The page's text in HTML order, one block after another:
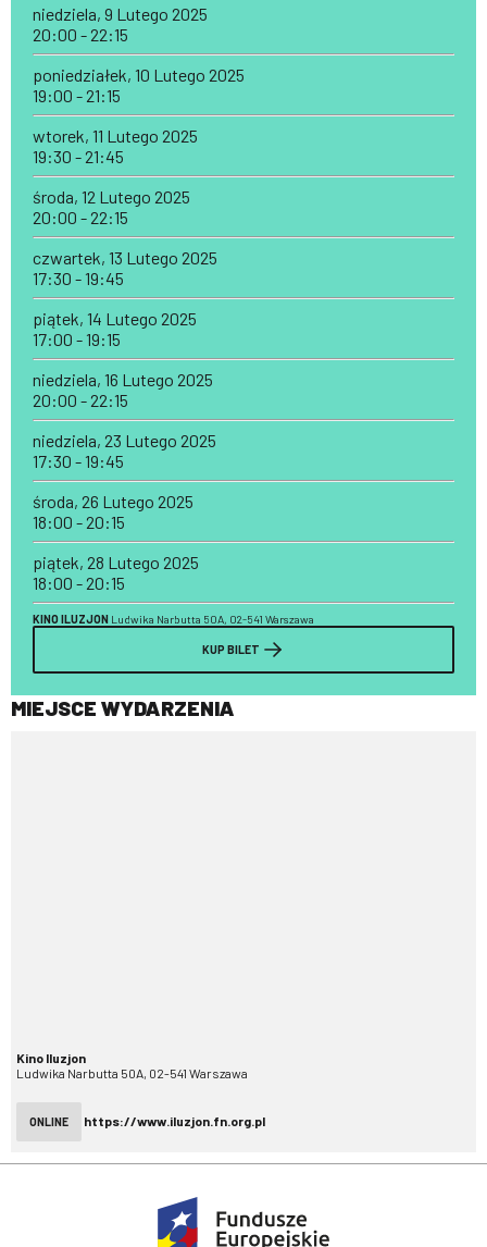
niedziela, 9 Lutego 2025
20:00 - 22:15
poniedziałek, 10 Lutego 2025
19:00 - 21:15
wtorek, 11 Lutego 2025
19:30 - 21:45
środa, 12 Lutego 2025
20:00 - 22:15
czwartek, 13 Lutego 2025
17:30 - 19:45
piątek, 14 Lutego 2025
17:00 - 19:15
niedziela, 16 Lutego 2025
20:00 - 22:15
niedziela, 23 Lutego 2025
17:30 - 19:45
środa, 26 Lutego 2025
18:00 - 20:15
piątek, 28 Lutego 2025
18:00 - 20:15
KINO ILUZJON Ludwika Narbutta 50A, 02-541 Warszawa
KUP BILET
MIEJSCE WYDARZENIA
Kino Iluzjon
Ludwika Narbutta 50A, 02-541 Warszawa
ONLINE https://www.iluzjon.fn.org.pl